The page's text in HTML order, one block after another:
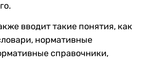
вводит такие понятия, как
нормативные
справочники,